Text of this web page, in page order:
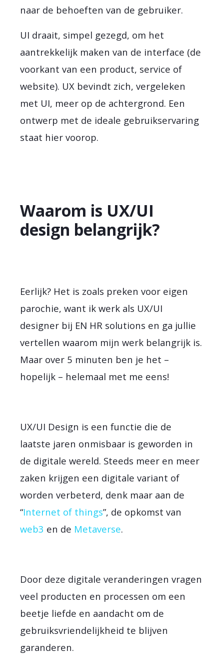
naar de behoeften van de gebruiker.
UI draait, simpel gezegd, om het
aantrekkelijk maken van de interface (de
voorkant van een product, service of
website). UX bevindt zich, vergeleken
met UI, meer op de achtergrond. Een
ontwerp met de ideale gebruikservaring
staat hier voorop.
Waarom is UX/UI
design belangrijk?
Eerlijk? Het is zoals preken voor eigen
parochie, want ik werk als UX/UI
designer bij EN HR solutions en ga jullie
vertellen waarom mijn werk belangrijk is.
Maar over 5 minuten ben je het –
hopelijk – helemaal met me eens!
UX/UI Design is een functie die de
laatste jaren onmisbaar is geworden in
de digitale wereld. Steeds meer en meer
zaken krijgen een digitale variant of
worden verbeterd, denk maar aan de
“Internet of things”, de opkomst van
web3 en de Metaverse.
Door deze digitale veranderingen vragen
veel producten en processen om een
beetje liefde en aandacht om de
gebruiksvriendelijkheid te blijven
garanderen.